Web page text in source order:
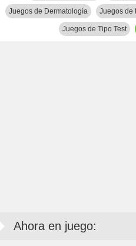
Juegos de Dermatología Juegos de
Juegos de Tipo Test
Ahora en juego: